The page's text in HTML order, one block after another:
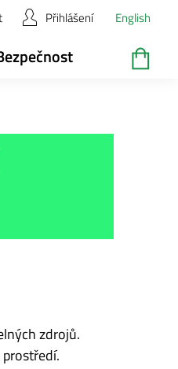
Přihlášení English
zdrojů.